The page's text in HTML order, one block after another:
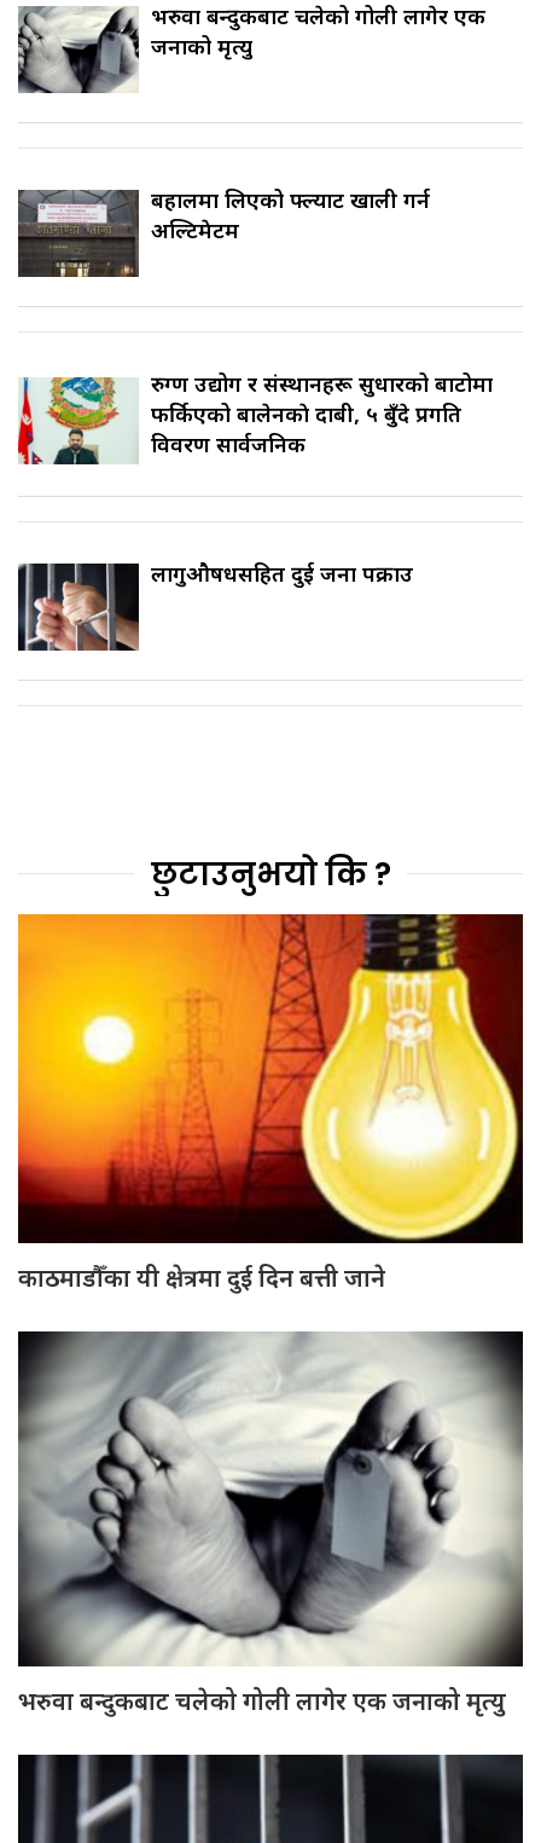
भरुवा बन्दुकबाट चलेको गोली लागेर एक
जनाको मृत्यु
बहालमा लिएको फ्ल्याट खाली गर्न
अल्टिमेटम
रुग्ण उद्योग र संस्थानहरू सुधारको बाटोमा
फर्किएको बालेनकाे दाबी, ५ बुँदे प्रगति
विवरण सार्वजनिक
लागुऔषधसहित दुई जना पक्राउ
छुटाउनुभयो कि ?
काठमाडौँका यी क्षेत्रमा दुई दिन बत्ती जाने
भरुवा बन्दुकबाट चलेको गोली लागेर एक जनाको मृत्यु